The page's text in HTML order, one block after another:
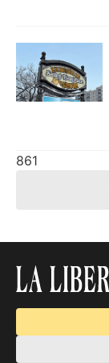
861